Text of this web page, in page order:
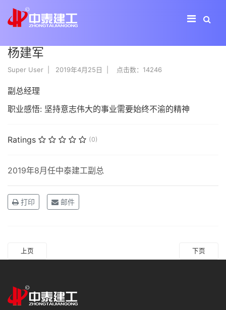
杨建军
Super User 2019年4月25日 点击数：14246
副总经理
职业感悟: 坚持意志伟大的事业需要始终不渝的精神
Ratings (0)
2019年8月任中泰建工副总
打印 邮件
上页 下页